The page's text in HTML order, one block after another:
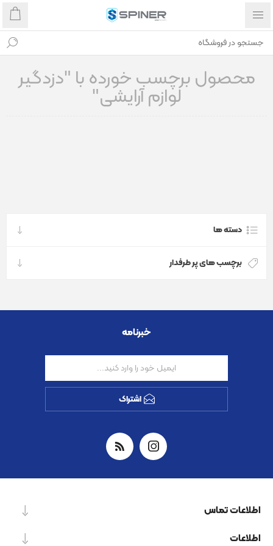
محصول برچسب خورده با "دزدگیر
لوازم آرایشی"
دسته ها
برچسب های پر طرفدار
خبرنامه
اشتراک
اطلاعات تماس
اطلاعات